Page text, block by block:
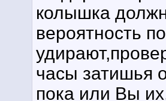
колышка
вероятность
часы затишья
пока или Вы